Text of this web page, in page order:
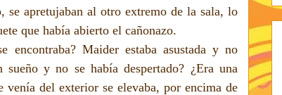
se apretujaban al otro extremo de la sala, lo
que había abierto el cañonazo.
encontraba? Maider estaba asustada y no
y no se había despertado? ¿Era una
del exterior se elevaba, por encima de